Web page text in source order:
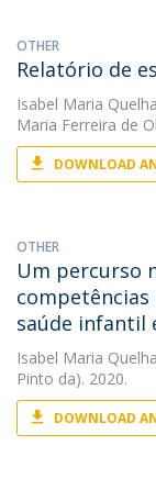
OTHER
Relatório de
Isabel Maria
Maria Ferreira de
DOWNLOAD
OTHER
Um percurso
saúde infantil
Isabel Maria
Pinto da). 2020.
DOWNLOAD